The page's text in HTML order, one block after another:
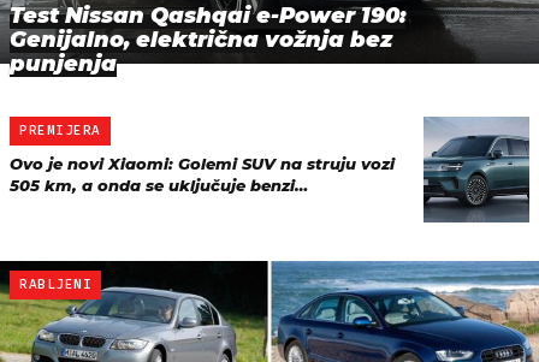
Test Nissan Qashqai e-Power 190:
Genijalno, električna vožnja bez
punjenja
PREMIJERA
Ovo je novi Xiaomi: Golemi SUV na struju vozi
505 km, a onda se uključuje benzi…
RABLJENI